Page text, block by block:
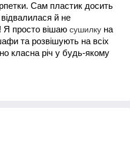
Сам пластик досить
й не
Я просто вішаю сушилку на
та розвішують на всіх
класна річ у будь-якому